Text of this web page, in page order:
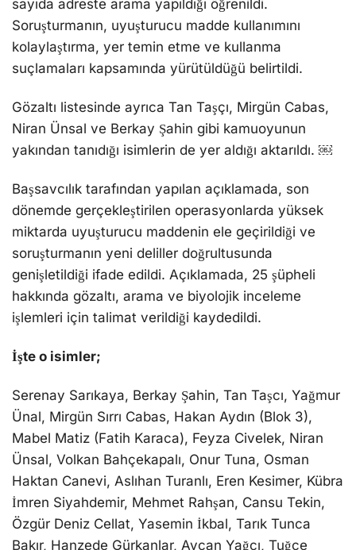
sayıda adreste arama yapıldığı öğrenildi.
Soruşturmanın, uyuşturucu madde kullanımını
kolaylaştırma, yer temin etme ve kullanma
suçlamaları kapsamında yürütüldüğü belirtildi.
Gözaltı listesinde ayrıca Tan Taşçı, Mirgün Cabas,
Niran Ünsal ve Berkay Şahin gibi kamuoyunun
yakından tanıdığı isimlerin de yer aldığı aktarıldı. ￼
Başsavcılık tarafından yapılan açıklamada, son
dönemde gerçekleştirilen operasyonlarda yüksek
miktarda uyuşturucu maddenin ele geçirildiği ve
soruşturmanın yeni deliller doğrultusunda
genişletildiği ifade edildi. Açıklamada, 25 şüpheli
hakkında gözaltı, arama ve biyolojik inceleme
işlemleri için talimat verildiği kaydedildi.
İşte o isimler;
Serenay Sarıkaya, Berkay Şahin, Tan Taşcı, Yağmur
Ünal, Mirgün Sırrı Cabas, Hakan Aydın (Blok 3),
Mabel Matiz (Fatih Karaca), Feyza Civelek, Niran
Ünsal, Volkan Bahçekapalı, Onur Tuna, Osman
Haktan Canevi, Aslıhan Turanlı, Eren Kesimer, Kübra
İmren Siyahdemir, Mehmet Rahşan, Cansu Tekin,
Özgür Deniz Cellat, Yasemin İkbal, Tarık Tunca
Bakır, Hanzede Gürkanlar, Aycan Yağcı, Tuğçe